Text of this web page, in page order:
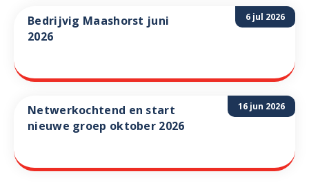
6 jul 2026
Bedrijvig Maashorst juni
2026
16 jun 2026
Netwerkochtend en start
nieuwe groep oktober 2026